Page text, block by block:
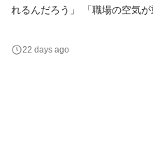
れるんだろう」 「職場の空気
で技術を伸ばしていきたい」 そんなあなたへ。 毎日、周りの顔色
をうかがいながらコードを書
22 days ago